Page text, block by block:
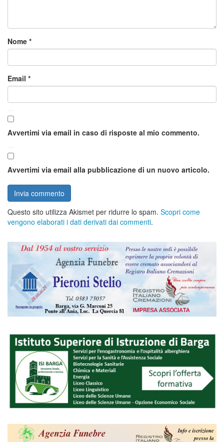
Nome *
Email *
Avvertimi via email in caso di risposte al mio commento.
Avvertimi via email alla pubblicazione di un nuovo articolo.
Questo sito utilizza Akismet per ridurre lo spam. Scopri come
vengono elaborati i dati derivati dai commenti.